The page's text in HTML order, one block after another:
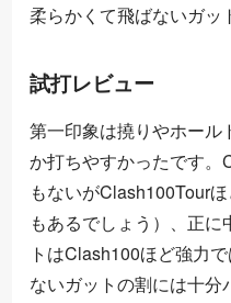
柔らかくて飛ばないガッ
試打レビュー
第一印象は撓りやホール
か打ちやすかったです。
もないがClash100Tour
もあるでしょう）、正
トはClash100ほど強力
ないガットの割には十分